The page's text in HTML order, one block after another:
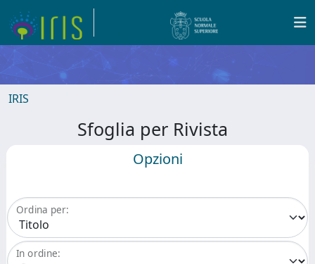
IRIS
Sfoglia per Rivista
Opzioni
Ordina per:
In ordine: